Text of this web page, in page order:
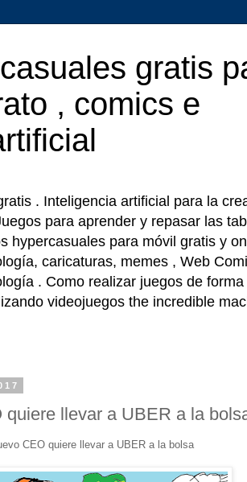
gratis
, comics e
. Inteligencia artificial para la
para aprender y repasar las
hypercasuales para móvil gratis y
caricaturas, memes , Web
. Como realizar juegos de
videojuegos the incredible
llevar a UBER a la
CEO quiere llevar a UBER a la bolsa